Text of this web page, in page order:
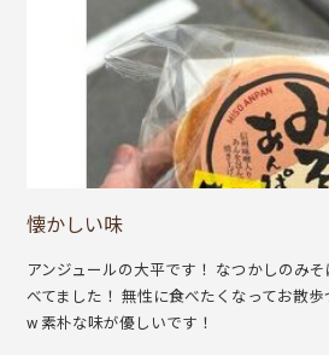
懐かしい味
アンジュールの大平です！ なつかしのみ
べてました！ 無性に食べたくなってお散
w 素朴な味が優しいです！